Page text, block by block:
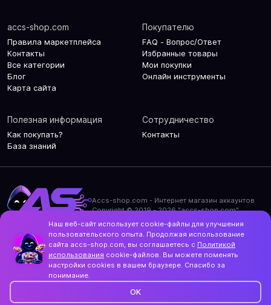
accs-shop.com
Правила маркетплейса
Контакты
Все категории
Блог
Карта сайта
Покупателю
FAQ - Вопрос/Ответ
Избранные товары
Мои покупки
Онлайн инструменты
Полезная информация
Как покупать?
База знаний
Сотрудничество
Контакты
Accs-shop.com - Интернет магазин аккаунтов
Copyright © 2019 - 2026 "accs-shop.com"
Политика использования cookie-файлов
Контакты и актуальный адрес сайта
Structo
Дизайн и разработка
Наш веб-сайт использует cookie-файлы для улучшения
пользовательского опыта. Продолжая использование
сайта accs-shop.com, вы соглашаетесь с Политикой
использования cookie-файлов. Вы можете поменять
настройки cookies в вашем браузере. Спасибо за
понимание.
OK